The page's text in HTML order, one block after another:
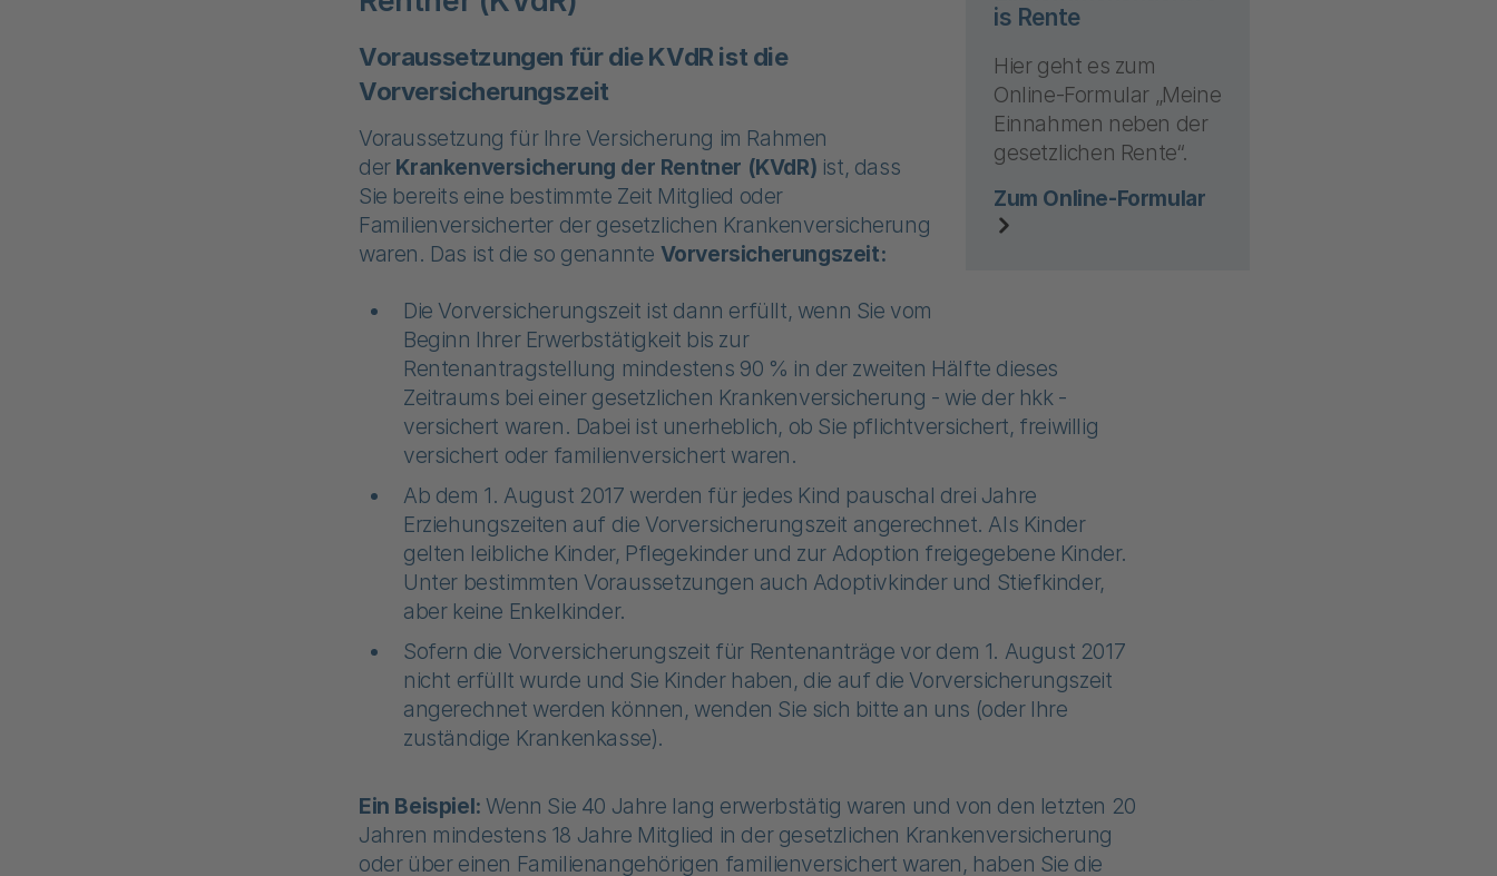
is Rente
Hier geht es zum
Online-Formular „Meine
Einnahmen neben der
gesetzlichen Rente“.
Zum Online-Formular
Voraussetzungen für die KVdR ist die
Vorversicherungszeit
Voraussetzung für Ihre Versicherung im Rahmen
derKrankenversicherung der Rentner (KVdR) ist, dass
Sie bereits eine bestimmte Zeit Mitglied oder
Familienversicherter der gesetzlichen Krankenversicherung
waren. Das ist die so genannte Vorversicherungszeit:
Die Vorversicherungszeit ist dann erfüllt, wenn Sie vom
Beginn Ihrer Erwerbstätigkeit bis zur
Rentenantragstellung mindestens 90 % in der zweiten Hälfte dieses
Zeitraums bei einer gesetzlichen Krankenversicherung - wie der hkk -
versichert waren. Dabei ist unerheblich, ob Sie pflichtversichert, freiwillig
versichert oder familienversichert waren.
Ab dem 1. August 2017 werden für jedes Kind pauschal drei Jahre
Erziehungszeiten auf die Vorversicherungszeit angerechnet. Als Kinder
gelten leibliche Kinder, Pflegekinder und zur Adoption freigegebene Kinder.
Unter bestimmten Voraussetzungen auch Adoptivkinder und Stiefkinder,
aber keine Enkelkinder.
Sofern die Vorversicherungszeit für Rentenanträge vor dem 1. August 2017
nicht erfüllt wurde und Sie Kinder haben, die auf die Vorversicherungszeit
angerechnet werden können, wenden Sie sich bitte an uns (oder Ihre
zuständige Krankenkasse).
Ein Beispiel: Wenn Sie 40 Jahre lang erwerbstätig waren und von den letzten 20
Jahren mindestens 18 Jahre Mitglied in der gesetzlichen Krankenversicherung
oder über einen Familienangehörigen familienversichert waren, haben Sie die